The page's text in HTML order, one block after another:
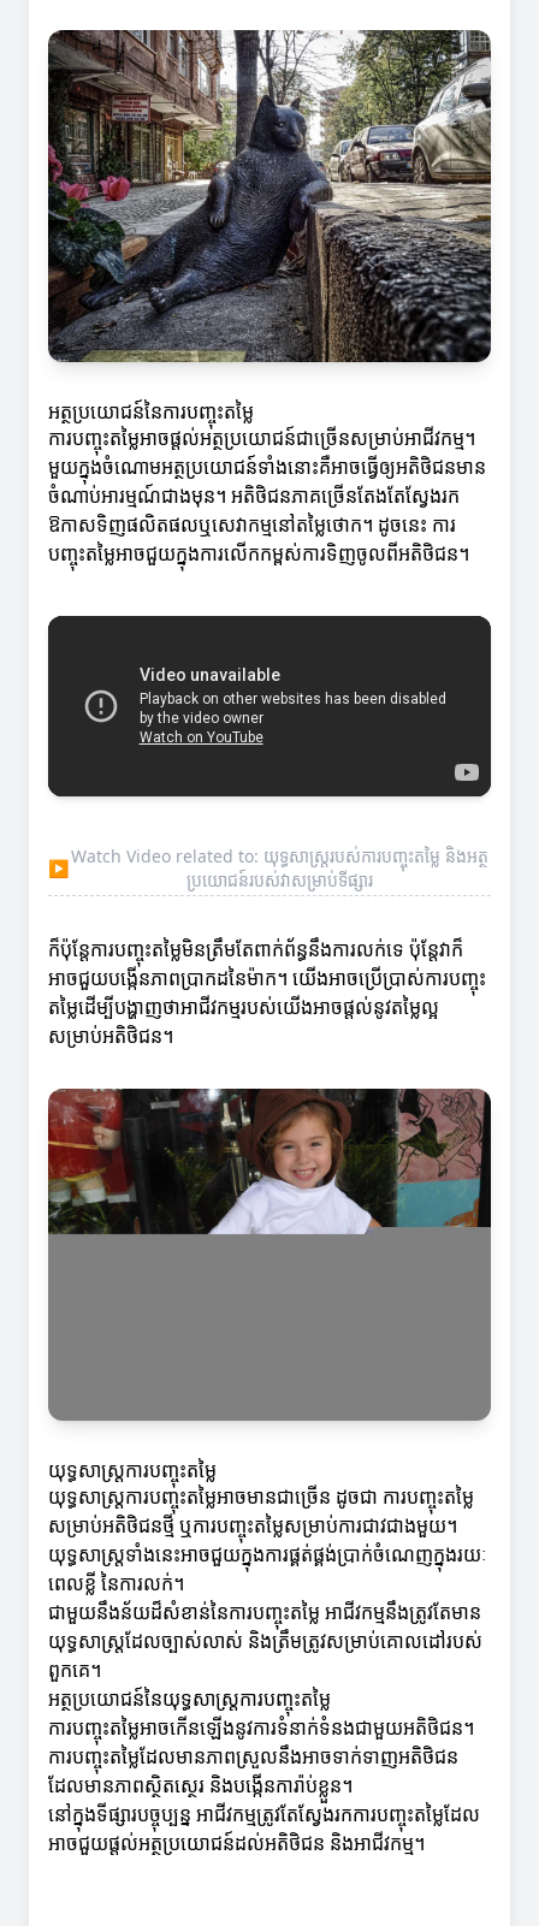
អត្ថប្រយោជន៍នៃការបញ្ចុះតម្លៃ
ការបញ្ចុះតម្លៃអាចផ្តល់អត្ថប្រយោជន៍ជាច្រើនសម្រាប់អាជីវកម្ម។
មួយក្នុងចំណោមអត្ថប្រយោជន៍ទាំងនោះគឺអាចធ្វើឲ្យអតិថិជនមាន
ចំណាប់អារម្មណ៍ជាងមុន។ អតិថិជនភាគច្រើនតែងតែស្វែងរក
ឱកាសទិញផលិតផលឬសេវាកម្មនៅតម្លៃថោក។ ដូចនេះ ការ
បញ្ចុះតម្លៃអាចជួយក្នុងការលើកកម្ពស់ការទិញចូលពីអតិថិជន។
▶
Watch Video related to: យុទ្ធសាស្ត្រ​របស់ការបញ្ចុះតម្លៃ និងអត្ថ
ប្រយោជន៍របស់វាសម្រាប់ទីផ្សារ
ក៏ប៉ុន្តែការបញ្ចុះតម្លៃមិនត្រឹមតែពាក់ព័ន្ធនឹងការលក់ទេ ប៉ុន្តែវាក៏
អាចជួយបង្កើនភាពប្រាកដនៃម៉ាក។ យើងអាចប្រើប្រាស់ការបញ្ចុះ
តម្លៃដើម្បីបង្ហាញថាអាជីវកម្មរបស់យើងអាចផ្តល់នូវតម្លៃល្អ
សម្រាប់អតិថិជន។
យុទ្ធសាស្ត្រការបញ្ចុះតម្លៃ
យុទ្ធសាស្ត្រការបញ្ចុះតម្លៃអាចមានជាច្រើន ដូចជា ការបញ្ចុះតម្លៃ
សម្រាប់អតិថិជនថ្មី ឬការបញ្ចុះតម្លៃសម្រាប់ការជាវជាងមួយ។
យុទ្ធសាស្ត្រទាំងនេះអាចជួយក្នុងការផ្គត់ផ្គង់ប្រាក់ចំណេញក្នុងរយៈ
ពេលខ្លី នៃការលក់។
ជាមួយនឹងន័យដ៏សំខាន់នៃការបញ្ចុះតម្លៃ អាជីវកម្មនឹងត្រូវតែមាន
យុទ្ធសាស្ត្រដែលច្បាស់លាស់ និងត្រឹមត្រូវសម្រាប់គោលដៅរបស់
ពួកគេ។
អត្ថប្រយោជន៍នៃយុទ្ធសាស្ត្រការបញ្ចុះតម្លៃ
ការបញ្ចុះតម្លៃអាចកើនឡើងនូវការទំនាក់ទំនងជាមួយអតិថិជន។
ការបញ្ចុះតម្លៃដែលមានភាពស្រួលនឹងអាចទាក់ទាញអតិថិជន
ដែលមានភាពស្ថិតស្ថេរ និងបង្កើនការ៉ាប់ខ្លួន។
នៅក្នុងទីផ្សារបច្ចុប្បន្ន អាជីវកម្មត្រូវតែស្វែងរកការបញ្ចុះតម្លៃដែល
អាចជួយផ្តល់អត្ថប្រយោជន៍ដល់អតិថិជន និងអាជីវកម្ម។